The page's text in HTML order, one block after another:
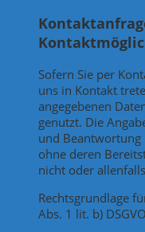
Sofern Sie per
uns in Kontakt
angegebenen
genutzt. Die
und
ohne deren
nicht oder
Rechtsgrundlage
Abs. 1 lit. b)